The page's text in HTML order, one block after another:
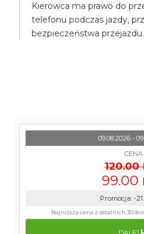
Kierowca ma prawo do
telefonu podczas jazdy,
bezpieczeństwa przejazdu.
09.08.2026 -
CENA
120.00
99.00
Promocja: -
Najniższa cena z ostatnich 30